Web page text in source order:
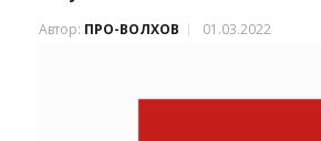
искусство